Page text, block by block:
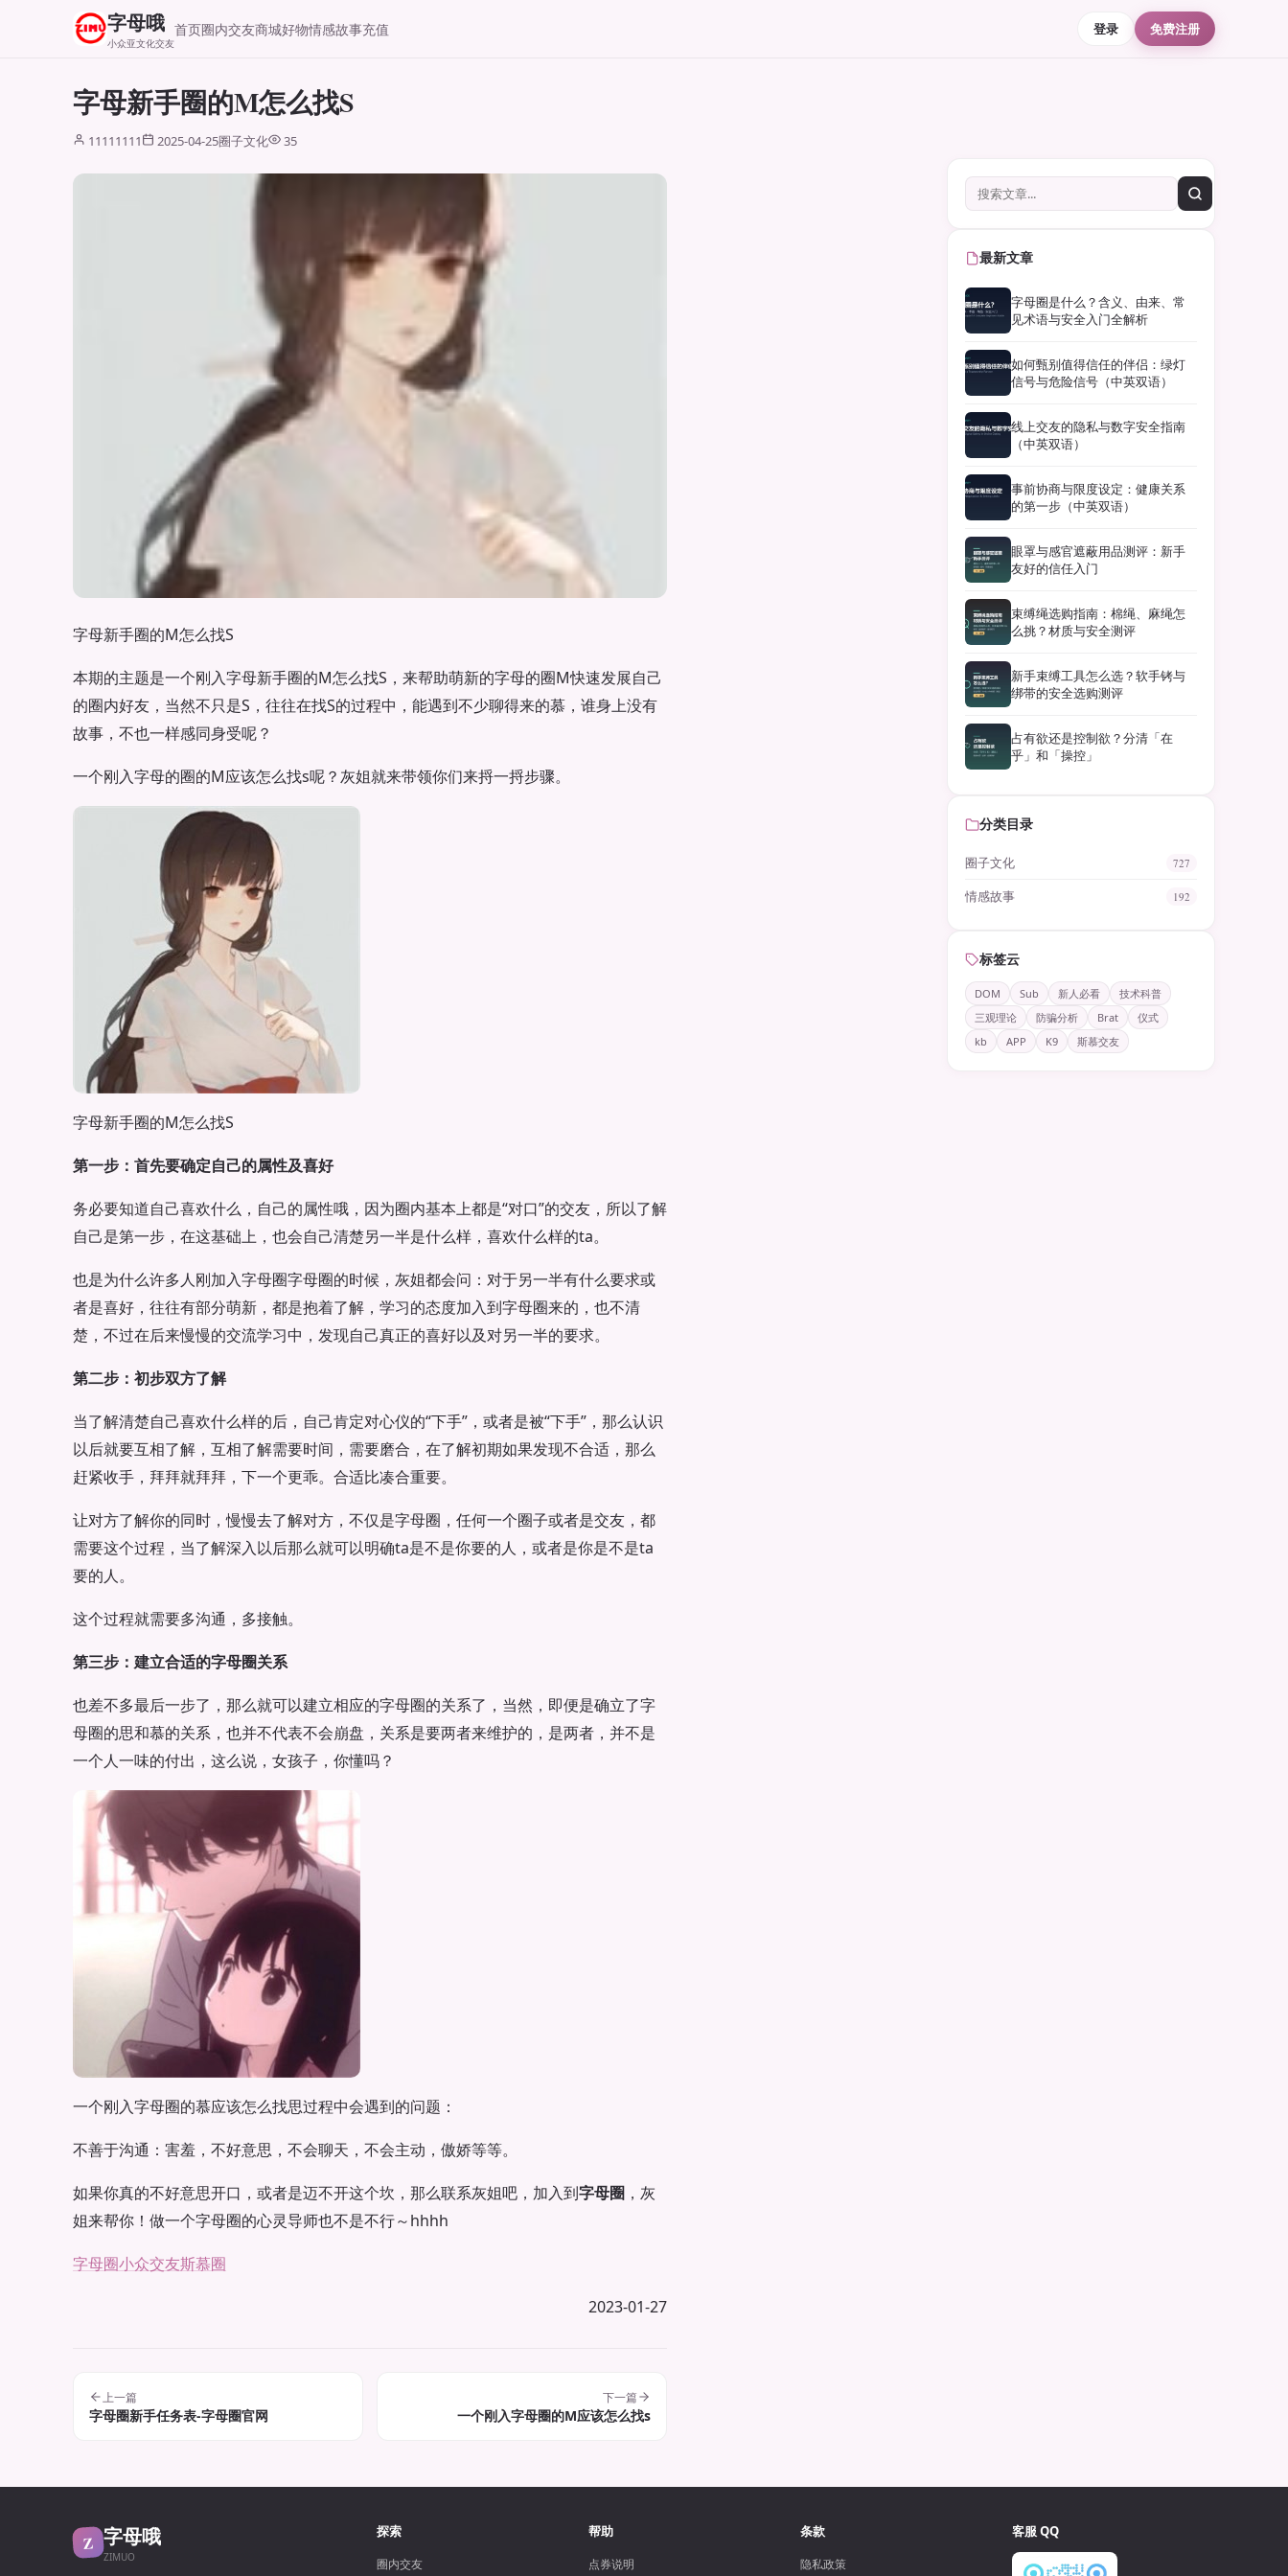
字母哦
小众亚文化交友
首页圈内交友商城好物情感故事充值 登录 免费注册
字母新手圈的M怎么找S
11111111 2025-04-25圈子文化 35
字母新手圈的M怎么找S
本期的主题是一个刚入字母新手圈的M怎么找S，来帮助萌新的字母的圈M快速发展自己
的圈内好友，当然不只是S，往往在找S的过程中，能遇到不少聊得来的慕，谁身上没有
故事，不也一样感同身受呢？
一个刚入字母的圈的M应该怎么找s呢？灰姐就来带领你们来捋一捋步骤。
字母新手圈的M怎么找S
第一步：首先要确定自己的属性及喜好
务必要知道自己喜欢什么，自己的属性哦，因为圈内基本上都是“对口”的交友，所以了解
自己是第一步，在这基础上，也会自己清楚另一半是什么样，喜欢什么样的ta。
也是为什么许多人刚加入字母圈字母圈的时候，灰姐都会问：对于另一半有什么要求或
者是喜好，往往有部分萌新，都是抱着了解，学习的态度加入到字母圈来的，也不清
楚，不过在后来慢慢的交流学习中，发现自己真正的喜好以及对另一半的要求。
第二步：初步双方了解
当了解清楚自己喜欢什么样的后，自己肯定对心仪的“下手”，或者是被“下手”，那么认识
以后就要互相了解，互相了解需要时间，需要磨合，在了解初期如果发现不合适，那么
赶紧收手，拜拜就拜拜，下一个更乖。合适比凑合重要。
让对方了解你的同时，慢慢去了解对方，不仅是字母圈，任何一个圈子或者是交友，都
需要这个过程，当了解深入以后那么就可以明确ta是不是你要的人，或者是你是不是ta
要的人。
这个过程就需要多沟通，多接触。
第三步：建立合适的字母圈关系
也差不多最后一步了，那么就可以建立相应的字母圈的关系了，当然，即便是确立了字
母圈的思和慕的关系，也并不代表不会崩盘，关系是要两者来维护的，是两者，并不是
一个人一味的付出，这么说，女孩子，你懂吗？
一个刚入字母圈的慕应该怎么找思过程中会遇到的问题：
不善于沟通：害羞，不好意思，不会聊天，不会主动，傲娇等等。
如果你真的不好意思开口，或者是迈不开这个坎，那么联系灰姐吧，加入到字母圈 ，灰
姐来帮你！做一个字母圈的心灵导师也不是不行～hhhh
字母圈小众交友斯慕圈
2023-01-27
上一篇
字母圈新手任务表-字母圈官网
下一篇
一个刚入字母圈的M应该怎么找s
最新文章
字母圈是什么？含义、由来、常
见术语与安全入门全解析
如何甄别值得信任的伴侣：绿灯
信号与危险信号（中英双语）
线上交友的隐私与数字安全指南
（中英双语）
事前协商与限度设定：健康关系
的第一步（中英双语）
眼罩与感官遮蔽用品测评：新手
友好的信任入门
束缚绳选购指南：棉绳、麻绳怎
么挑？材质与安全测评
新手束缚工具怎么选？软手铐与
绑带的安全选购测评
占有欲还是控制欲？分清「在
乎」和「操控」
分类目录
圈子文化 727
情感故事 192
标签云
DOM Sub 新人必看
技术科普
三观理论
防骗分析 Brat
仪式
kb
APP K9 斯慕交友
Z 字母哦
ZIMUO
探索
圈内交友
帮助
点券说明
条款
隐私政策
客服 QQ